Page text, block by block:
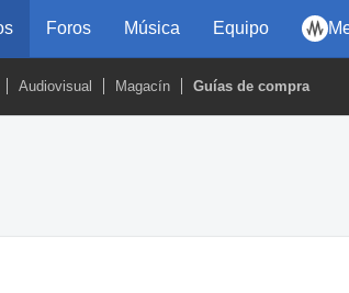
Foros Música Equipo
Audiovisual Magacín Guías de compra